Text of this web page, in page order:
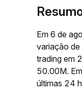
Em 6 de
variação
trading em
50.00M.
últimas 24